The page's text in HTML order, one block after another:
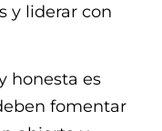
y liderar con
honesta es
fomentar